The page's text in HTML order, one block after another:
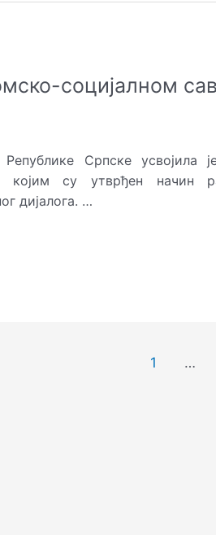
социјалном
Српске усвојила
којим су утврђен начин
дијалога. …
1 …